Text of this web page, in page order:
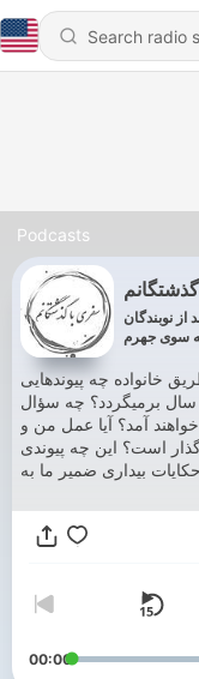
Podcasts
از نوبندگان
سوی جهرم
خانواده چه پیوندهایی
سال برمیگردد؟ چه سؤال
آمد؟ آیا عمل من و
است؟ این چه پیوندی
و آینده؟ مقصد این حکایات بیداری ضمیر ما به
یک عالم به عالم دیگر
گرفته. این مُیَسَر نیست مگر به بیداری قوه عشق با ما همراه و همسفر
00:00